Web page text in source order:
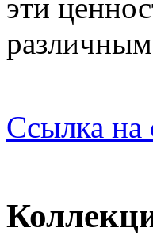
эти
Ссылка на